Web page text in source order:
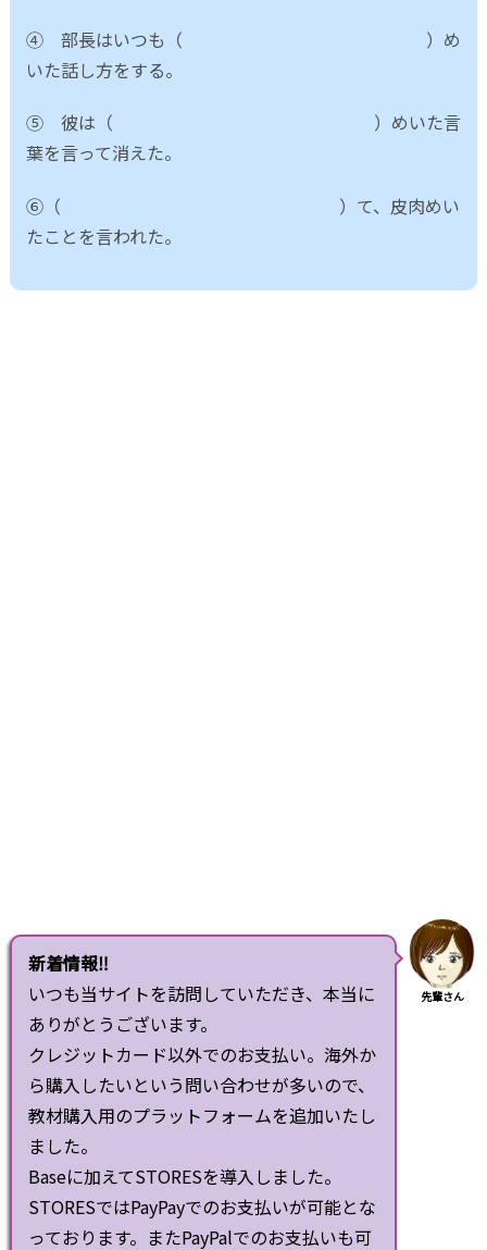
④ 部長はいつも（ ）め
いた話し方をする。
⑤ 彼は（ ）めいた言
葉を言って消えた。
⑥（ ）て、皮肉めい
たことを言われた。
新着情報‼
いつも当サイトを訪問していただき、本当に
ありがとうございます。
クレジットカード以外でのお支払い。海外か
ら購入したいという問い合わせが多いので、
教材購入用のプラットフォームを追加いたし
ました。
Baseに加えてSTORESを導入しました。
STORESではPayPayでのお支払いが可能とな
っております。またPayPalでのお支払いも可
先輩さん